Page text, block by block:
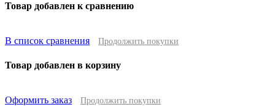
Товар добавлен к сравнению
В список сравнения Продолжить покупки
Товар добавлен в корзину
Оформить заказ Продолжить покупки